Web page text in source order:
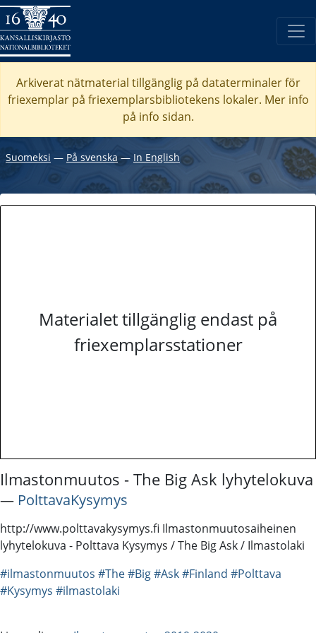
Arkiverat nätmaterial tillgänglig på dataterminaler för
friexemplar på friexemplarsbibliotekens lokaler. Mer info
på info sidan.
Suomeksi ― På svenska― In English
Materialet tillgänglig endast på
friexemplarsstationer
Ilmastonmuutos - The Big Ask lyhytelokuva
― PolttavaKysymys
http://www.polttavakysymys.fi Ilmastonmuutosaiheinen
lyhytelokuva - Polttava Kysymys / The Big Ask / Ilmastolaki
#ilmastonmuutos #The#Big#Ask#Finland #Polttava
#Kysymys #ilmastolaki